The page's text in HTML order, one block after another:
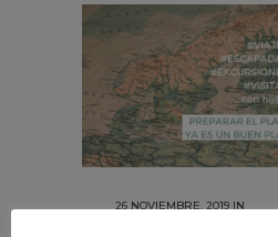
26 NOVIEMBRE, 2019 IN